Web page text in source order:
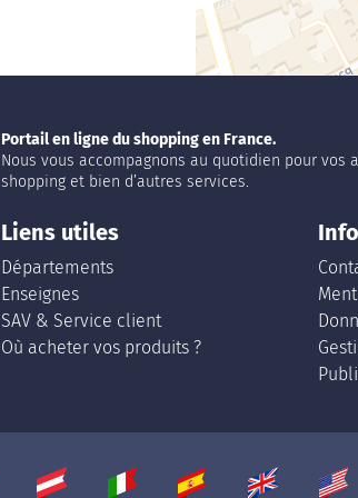
Portail en ligne du shopping en France.
Nous vous accompagnons au quotidien pour vos
shopping et bien d’autres services.
Liens utiles
Départements
Enseignes
SAV & Service client
Où acheter vos produits ?